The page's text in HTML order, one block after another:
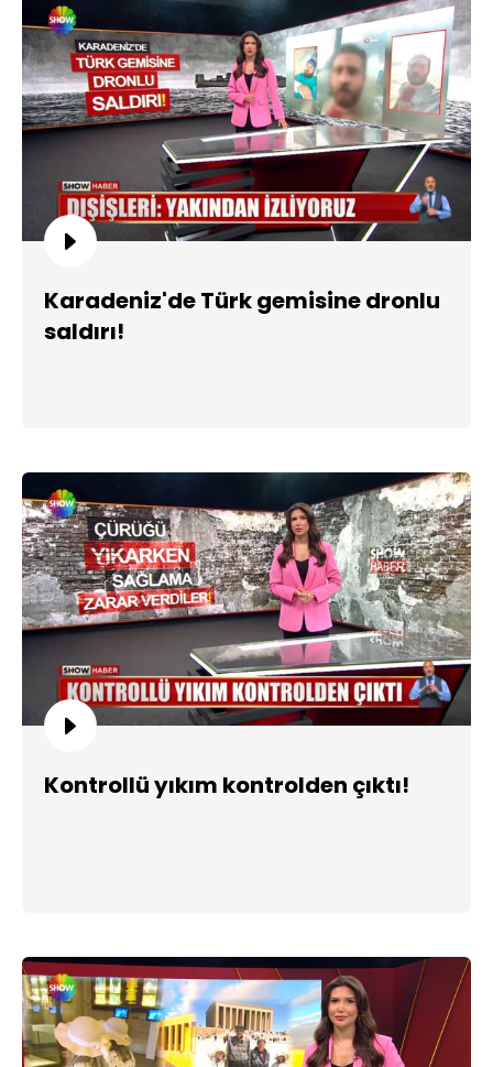
Karadeniz'de Türk gemisine dronlu
saldırı!
Kontrollü yıkım kontrolden çıktı!